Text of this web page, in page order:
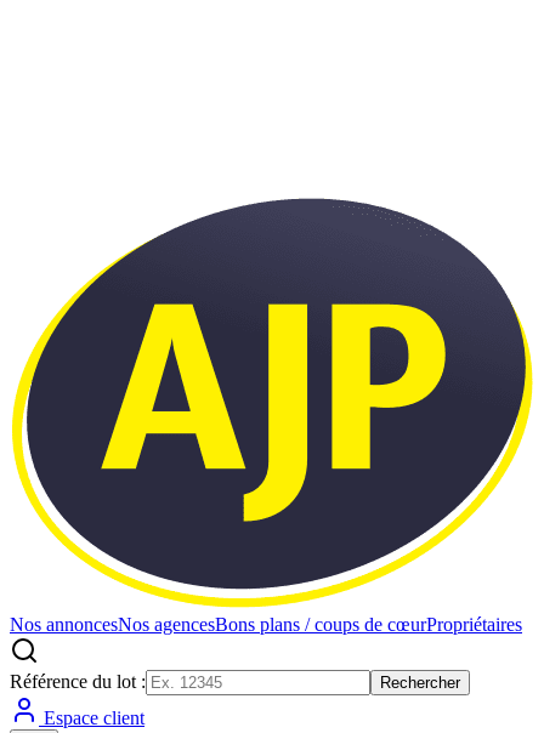
Nos annoncesNos agencesBons plans / coups de cœurPropriétaires
Référence du lot : Rechercher
Espace client